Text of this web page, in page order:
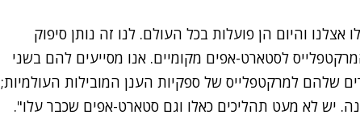
והיום הן פועלות בכל העולם. לנו זה נותן סיפוק
לסטארט-אפים מקומיים. אנו מסייעים להם בשני
שלהם למרקטפלייס של ספקיות הענן המובילות העולמיות;